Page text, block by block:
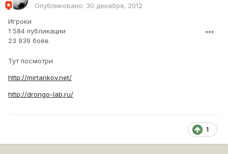
Опубликовано: 30 декабря, 2012
Игроки
1 584 публикации
23 939 боёв
Тут посмотри
http://mirtankov.net/
http://drongo-lab.ru/
1